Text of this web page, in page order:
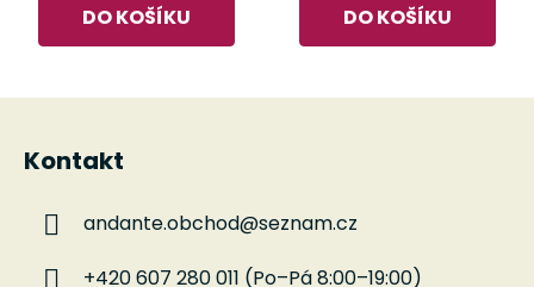
DO KOŠÍKU DO KOŠÍKU
Z
Kontakt
andante.obchod@seznam.cz
+420 607 280 011 (Po–Pá 8:00–19:00)